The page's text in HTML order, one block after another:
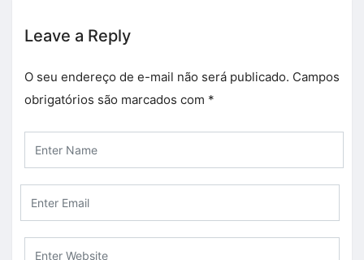
Leave a Reply
O seu endereço de e-mail não será publicado. Campos
obrigatórios são marcados com *